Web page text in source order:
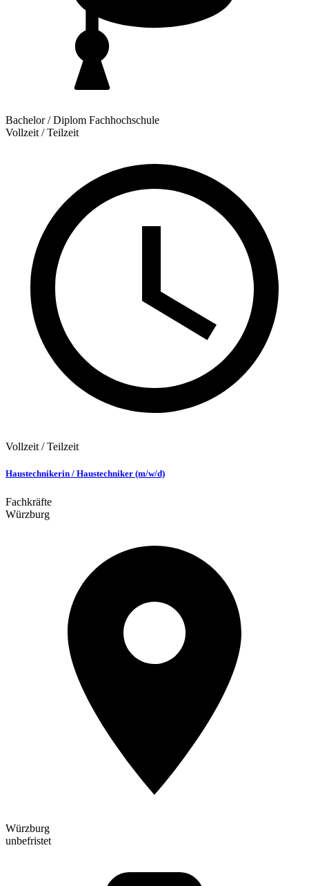
Bachelor / Diplom Fachhochschule
Vollzeit / Teilzeit
Vollzeit / Teilzeit
Haustechnikerin / Haustechniker (m/w/d)
Fachkräfte
Würzburg
Würzburg
unbefristet